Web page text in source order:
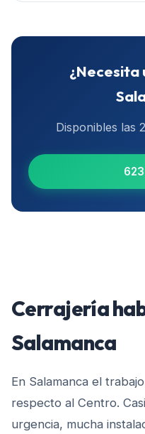
¿Necesita
Disponibles las
Cerrajería
Salamanca
En Salamanca el
respecto al Centro.
urgencia, mucha